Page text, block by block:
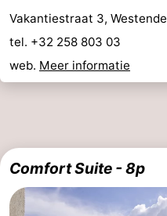
Vakantiestraat 3, Westende
tel. +32 258 803 03
web. Meer informatie
Comfort Suite - 8p